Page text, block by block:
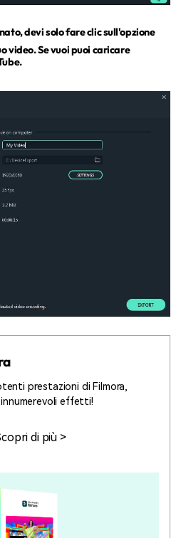
devi solo fare clic sull'opzione
video. Se vuoi puoi caricare
prestazioni di Filmora,
effetti!
di più >